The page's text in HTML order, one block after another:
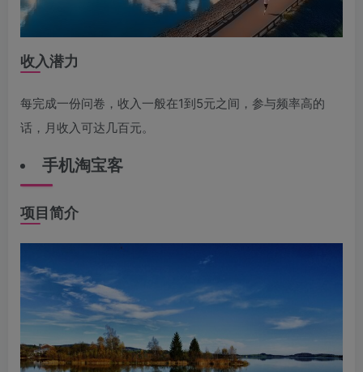
收入潜力
每完成一份问卷，收入一般在1到5元之间，参与频率高的
话，月收入可达几百元。
手机淘宝客
项目简介